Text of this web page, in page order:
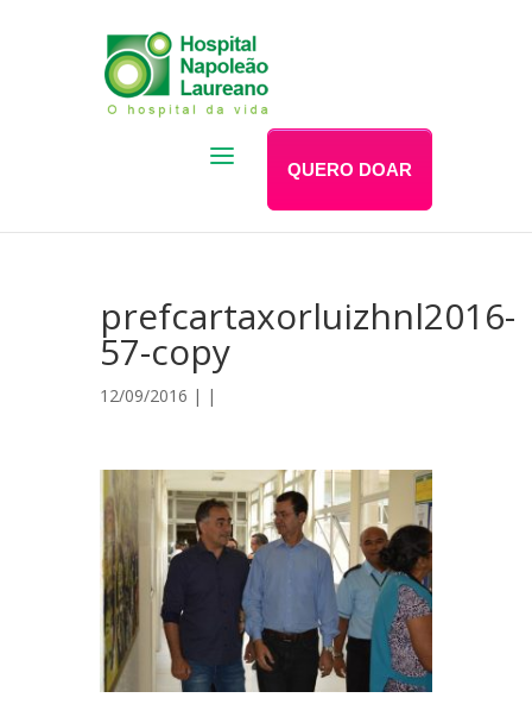
QUERO DOAR
prefcartaxorluizhnl2016-
57-copy
12/09/2016 | |